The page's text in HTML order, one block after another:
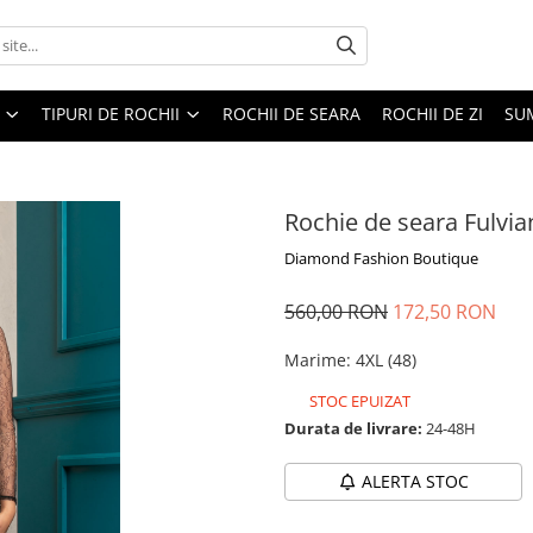
TIPURI DE ROCHII ROCHII DE SEARA ROCHII DE ZI
Rochie de seara
Diamond Fashion Boutique
560,00 RON 172,50 RON
Marime: 4XL (48)
STOC EPUIZAT
Durata de livrare: 24-48H
ALERTA STOC